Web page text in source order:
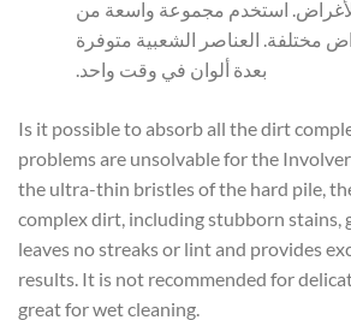
استخدم مجموعة واسعة من
مختلفة. العناصر الشعبية متوفرة
بعدة ألوان في وقت واحد.
Is it possible to absorb all the dirt
problems are unsolvable for the
the ultra-thin bristles of the hard pile,
complex dirt, including stubborn stains,
leaves no streaks or lint and provides
results. It is not recommended for
great for wet cleaning.